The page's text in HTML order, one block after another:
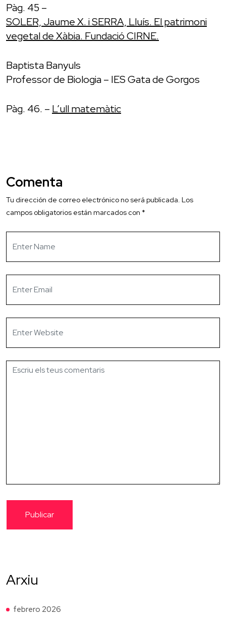
Pàg. 45 –
SOLER, Jaume X. i SERRA, Lluís. El patrimoni
vegetal de Xàbia. Fundació CIRNE.
Baptista Banyuls
Professor de Biologia – IES Gata de Gorgos
Pàg. 46. – L’ull matemàtic
Comenta
Tu dirección de correo electrónico no será publicada. Los
campos obligatorios están marcados con *
Arxiu
febrero 2026